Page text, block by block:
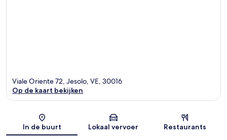
Kaart
Viale Oriente 72, Jesolo, VE, 30016
Op de kaart bekijken
In de buurt Lokaal vervoer Restaurants